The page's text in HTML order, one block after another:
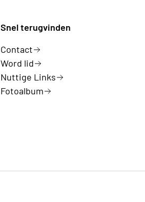
Snel terugvinden
Contact
Word lid
Nuttige Links
Fotoalbum